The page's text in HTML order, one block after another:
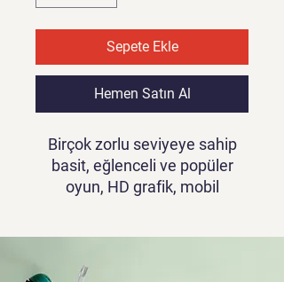
Sepete Ekle
Hemen Satın Al
Birçok zorlu seviyeye sahip
basit, eğlenceli ve popüler
oyun, HD grafik, mobil
düşmanların seviyeleri